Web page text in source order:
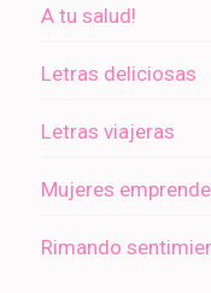
A tu salud!
Letras deliciosas
Letras viajeras
Mujeres
Rimando